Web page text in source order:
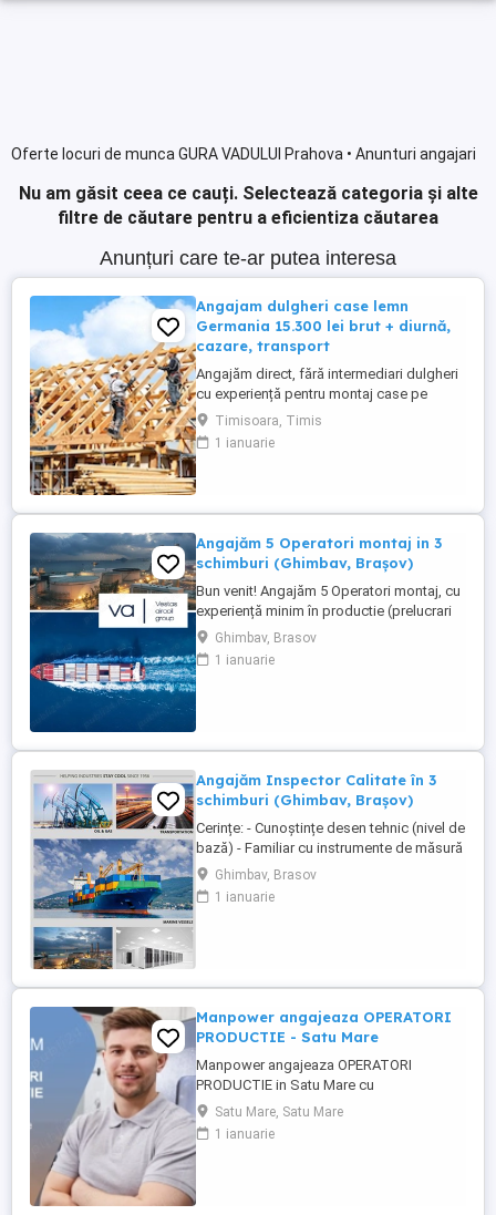
Oferte locuri de munca GURA VADULUI Prahova • Anunturi angajari
Nu am găsit ceea ce cauți. Selectează categoria și alte
filtre de căutare pentru a eficientiza căutarea
Anunțuri care te-ar putea interesa
Angajam dulgheri case lemn
Germania 15.300 lei brut + diurnă,
cazare, transport
Angajăm direct, fără intermediari dulgheri
cu experiență pentru montaj case pe
structură de lemn, Germania (Bayern și
Baden-Württemberg). Salariu 15.300 RON
brut pe carte de muncă Plată săptămânală
legal, asigurare Angajare ...
Timisoara, Timis
1 ianuarie
Angajăm 5 Operatori montaj in 3
schimburi (Ghimbav, Brașov)
Bun venit! Angajăm 5 Operatori montaj, cu
experiență minim în productie (prelucrari
prin aschiere). Căutăm persoane serioase,
dornice să învețe și să muncească, se va
oferi instruire la locul de muncă. Program:
Ghimbav, Brasov
1 ianuarie
Angajăm Inspector Calitate în 3
schimburi (Ghimbav, Brașov)
Cerințe: - Cunoștințe desen tehnic (nivel de
bază) - Familiar cu instrumente de măsură
și control (ex. șubler) - Limba engleză
(nivel incepator) - Cunoștințe operare PC
(email, Excel) - Abilități bune de lucru în
Ghimbav, Brasov
1 ianuarie
Manpower angajeaza OPERATORI
PRODUCTIE - Satu Mare
Manpower angajeaza OPERATORI
PRODUCTIE in Satu Mare cu
disponibilitate la 3 schimburi.
Responsabilitati principale: - asamblarea
componentelor electrice si electronice
Satu Mare, Satu Mare
1 ianuarie